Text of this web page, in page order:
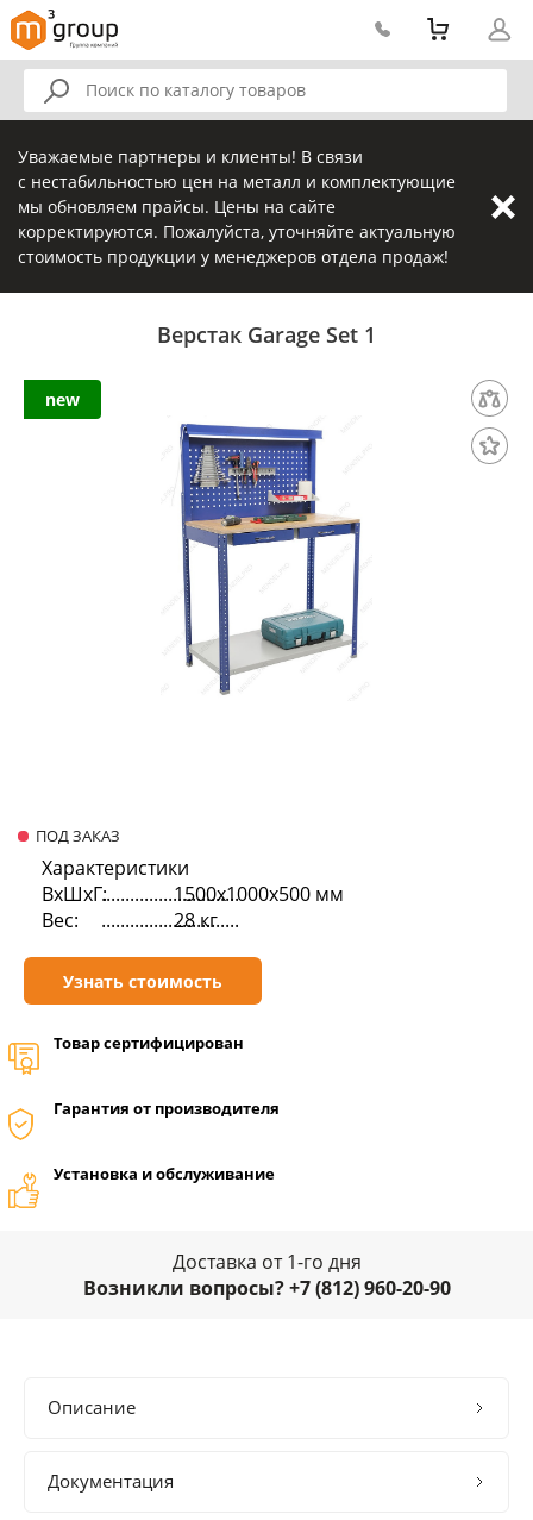
Уважаемые партнеры и клиенты! В связи
с нестабильностью цен на металл и комплектующие
мы обновляем прайсы. Цены на сайте
корректируются. Пожалуйста, уточняйте актуальную
стоимость продукции у менеджеров отдела продаж!
Верстак Garage Set 1
new
ПОД ЗАКАЗ
Характеристики
ВхШхГ:
1500х1000х500 мм
Вес:
28 кг
Узнать стоимость
Товар сертифицирован
Гарантия от производителя
Установка и обслуживание
Доставка от 1-го дня
Возникли вопросы? +7 (812) 960-20-90
Описание
Документация